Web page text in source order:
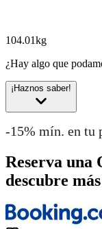
104.01kg
¿Hay algo que
¡Haznos saber!
-15% mín. en tu
Reserva una
descubre